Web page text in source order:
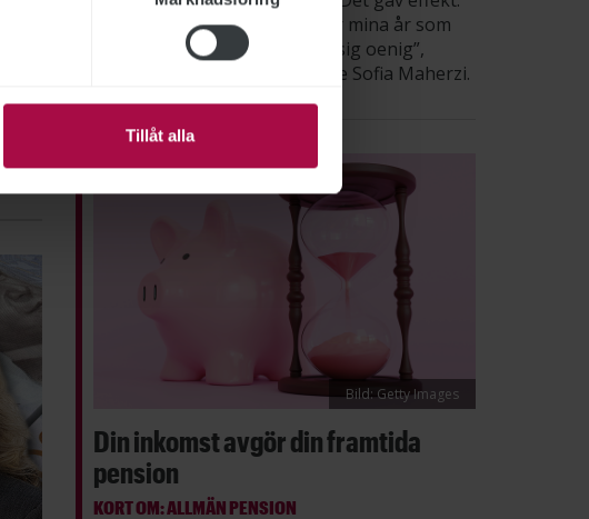
Tillåt alla
”Det här var första året under mina år som
facklig som ingen förklarade sig oenig”,
säger STs sektionsordförande Sofia Maherzi.
Bild: Getty Images
Din inkomst avgör din framtida
pension
KORT OM: ALLMÄN PENSION